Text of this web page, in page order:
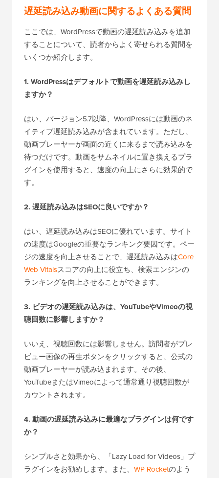
遅延読み込み動画に関するよくある質問
ここでは、WordPressで動画の遅延読み込みを追加
することについて、読者からよく寄せられる質問を
いくつか紹介します。
1. WordPressはデフォルトで動画を遅延読み込みし
ますか？
はい、バージョン5.7以降、WordPressには動画のネ
イティブ遅延読み込みが含まれています。ただし、
動画プレーヤーが画面の近くに来るまで読み込みを
待つだけです。動画をサムネイルに置き換えるプラ
グインを使用すると、速度の向上にさらに効果的で
す。
2. 遅延読み込みはSEOに良いですか？
はい、遅延読み込みはSEOに優れています。サイト
の速度はGoogleの重要なランキング要因です。ペー
ジの速度を向上させることで、遅延読み込みはCore
Web Vitalsスコアの向上に役立ち、検索エンジンの
ランキングを向上させることができます。
3. ビデオの遅延読み込みは、YouTubeやVimeoの視
聴回数に影響しますか？
いいえ、視聴回数には影響しません。訪問者がプレ
ビュー画像の再生ボタンをクリックすると、公式の
動画プレーヤーが読み込まれます。その後、
YouTubeまたはVimeoによって通常通り視聴回数が
カウントされます。
4. 動画の遅延読み込みに最適なプラグインは何です
か？
シンプルさと効果から、「Lazy Load for Videos」プ
ラグインをお勧めします。また、 WP Rocketのよう